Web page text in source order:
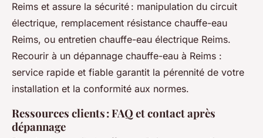
Reims et assure la sécurité : manipulation du circuit
électrique, remplacement résistance chauffe-eau
Reims, ou entretien chauffe-eau électrique Reims.
Recourir à un dépannage chauffe-eau à Reims :
service rapide et fiable garantit la pérennité de votre
installation et la conformité aux normes.
Ressources clients : FAQ et contact après
dépannage